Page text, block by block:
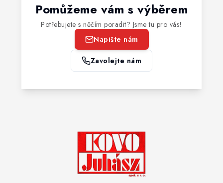
Pomůžeme vám s výběrem
Potřebujete s něčím poradit? Jsme tu pro vás!
Napište nám
Zavolejte nám